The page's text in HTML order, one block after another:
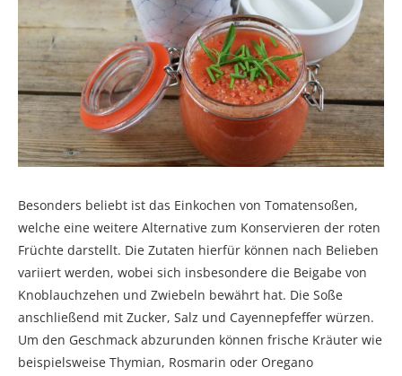
Besonders beliebt ist das Einkochen von Tomatensoßen,
welche eine weitere Alternative zum Konservieren der roten
Früchte darstellt. Die Zutaten hierfür können nach Belieben
variiert werden, wobei sich insbesondere die Beigabe von
Knoblauchzehen und Zwiebeln bewährt hat. Die Soße
anschließend mit Zucker, Salz und Cayennepfeffer würzen.
Um den Geschmack abzurunden können frische Kräuter wie
beispielsweise Thymian, Rosmarin oder Oregano